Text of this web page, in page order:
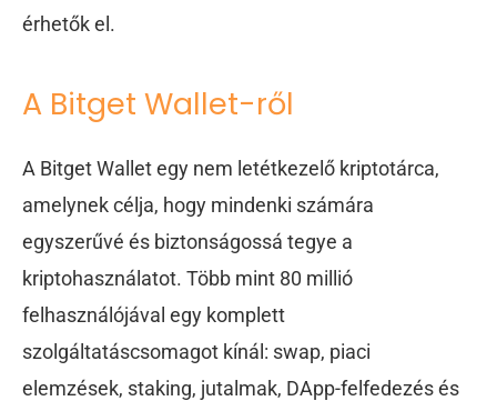
érhetők el.
A Bitget Wallet-ről
A Bitget Wallet egy nem letétkezelő kriptotárca,
amelynek célja, hogy mindenki számára
egyszerűvé és biztonságossá tegye a
kriptohasználatot. Több mint 80 millió
felhasználójával egy komplett
szolgáltatáscsomagot kínál: swap, piaci
elemzések, staking, jutalmak, DApp-felfedezés és